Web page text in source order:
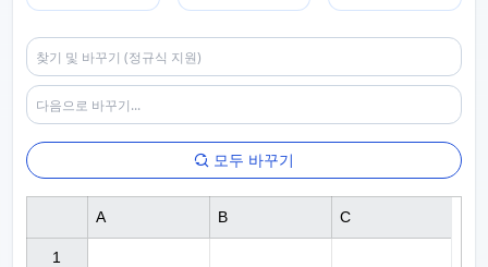
모두 바꾸기
1
A B C